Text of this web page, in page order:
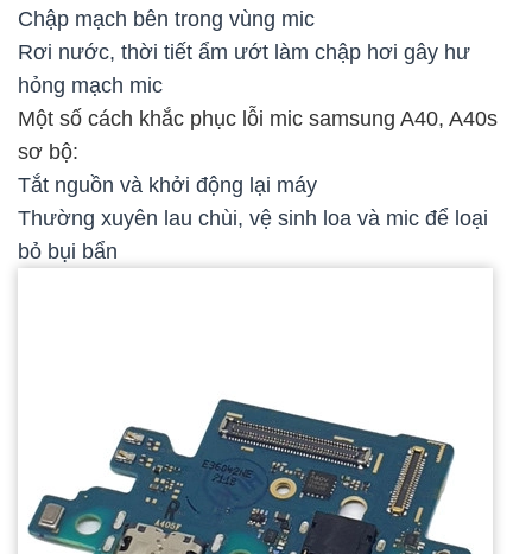
Chập mạch bên trong vùng mic
Rơi nước, thời tiết ẩm ướt làm chập hơi gây hư
hỏng mạch mic
Một số cách khắc phục lỗi mic samsung A40, A40s
sơ bộ:
Tắt nguồn và khởi động lại máy
Thường xuyên lau chùi, vệ sinh loa và mic để loại
bỏ bụi bẩn